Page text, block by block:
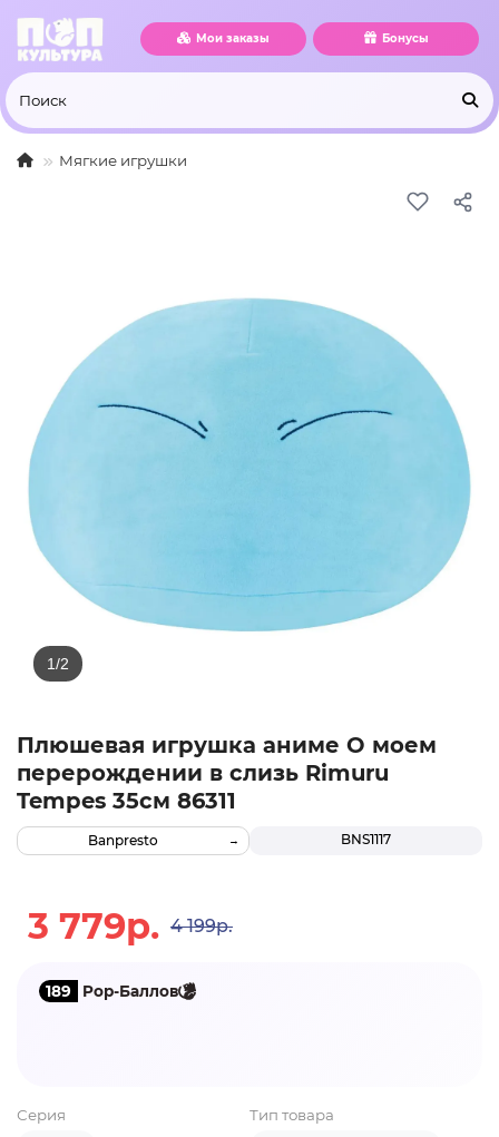
Мои заказы Бонусы
Мягкие игрушки
Плюшевая игрушка аниме О моем
перерождении в слизь Rimuru
Tempes 35см 86311
BNS1117
Banpresto
3 779р. 4 199р.
189 Pop-Баллов
Серия Тип товара